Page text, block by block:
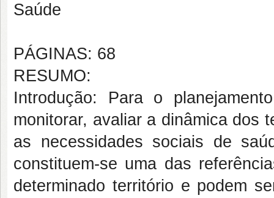
Saúde
PÁGINAS: 68
RESUMO:
Introdução: Para o
monitorar, avaliar a dinâmica dos
as necessidades sociais de
constituem-se uma das
determinado território e podem